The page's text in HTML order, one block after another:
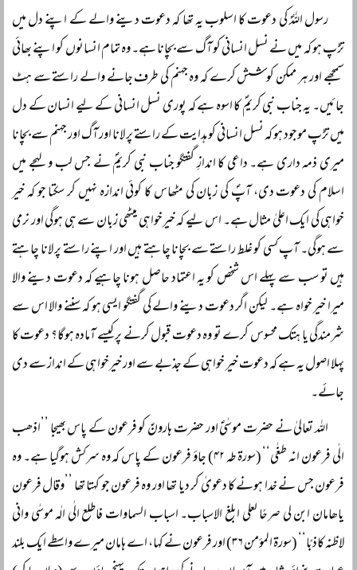
رسول اللہؐ کی دعوت کا اسلوب یہ تھا کہ دعوت دینے والے کے اپنے دل میں
تڑپ ہو کہ میں نے نسل انسانی کو آگ سے بچانا ہے۔ وہ تمام انسانوں کو اپنے بھائی
سمجھے اور ہر ممکن کوشش کرے کہ وہ جہنم کی طرف جانے والے راستے سے ہٹ
جائیں۔ یہ جناب نبی کریمؐ کا اسوہ ہے کہ پوری نسل انسانی کے لیے انسان کے دل
میں تڑپ موجود ہو کہ نسل انسانی کو ہدایت کے راستے پر لانا اور آگ اور جہنم سے بچانا
میری ذمہ داری ہے۔ داعی کا اندازِ گفتگو جناب نبی کریمؐ نے جس لب و لہجے میں
اسلام کی دعوت دی، آپؐ کی زبان کی مٹھاس کا کوئی اندازہ نہیں کر سکتا جو کہ خیر
خواہی کی ایک اعلیٰ مثال ہے۔ اس لیے کہ خیرخواہی میٹھی زبان سے ہی ہوگی اور نرمی
سے ہوگی۔ آپ کسی کو غلط راستے سے بچانا چاہتے ہیں اور اپنے راستے پر لانا چاہتے
ہیں تو سب سے پہلے اس شخص کو یہ اعتماد حاصل ہونا چاہیے کہ دعوت دینے والا
میرا خیر خواہ ہے۔ لیکن اگر دعوت دینے والے کی گفتگو ایسی ہو کہ سننے والا اس سے
شرمندگی یا ہتک محسوس کرے تو وہ دعوت قبول کرنے پر کیسے آمادہ ہوگا؟ دعوت کا
پہلا اصول یہ ہے کہ دعوت خیر خواہی کے جذبے سے اور خیرخواہی کے انداز سے دی
جائے۔
اللہ تعالیٰ نے حضرت موسٰیؑ اور حضرت ہارونؑ کو فرعون کے پاس بھیجا ’’اذھب
الٰی فرعون انہ طغٰی‘‘ (سورۃ طہ ۴۲) جاؤ فرعون کے پاس کہ وہ سرکش ہوگیا ہے۔ وہ
فرعون جس نے خدا ہونے کا دعویٰ کر دیا تھا اور وہ فرعون جو کہتا تھا ’’وقال فرعون
یاھامان ابن لی صرحًا لعلی ابلغ الاسباب۔ اسباب السماوات فاطلع الٰی الٰہ موسٰی وانی
لاظنہ کاذبًا‘‘ (سورۃ المؤمن ۳۶) اور فرعون نے کہا، اے ہامان میرے واسطے ایک بلند